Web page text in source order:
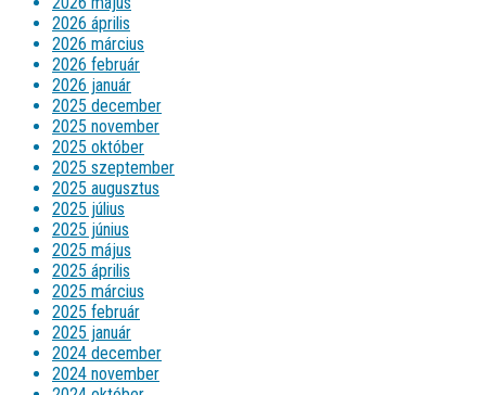
2026 április
2026 március
2026 február
2026 január
2025 december
2025 november
2025 október
2025 szeptember
2025 augusztus
2025 július
2025 június
2025 május
2025 április
2025 március
2025 február
2025 január
2024 december
2024 november